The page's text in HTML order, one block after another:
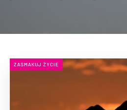
ZASMAKUJ ŻYCIE